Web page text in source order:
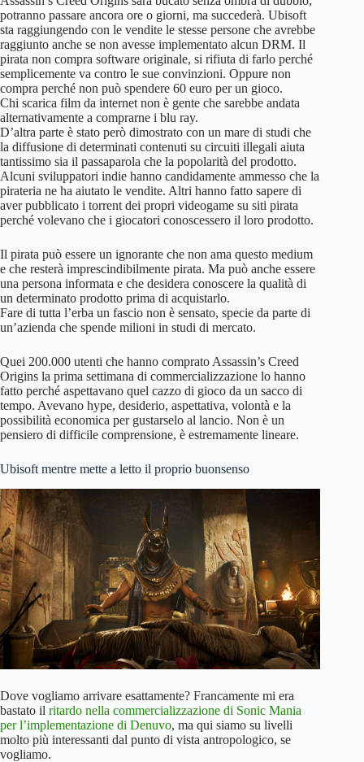
potranno passare ancora ore o giorni, ma succederà. Ubisoft
sta raggiungendo con le vendite le stesse persone che avrebbe
raggiunto anche se non avesse implementato alcun DRM. Il
pirata non compra software originale, si rifiuta di farlo perché
semplicemente va contro le sue convinzioni. Oppure non
compra perché non può spendere 60 euro per un gioco.
Chi scarica film da internet non è gente che sarebbe andata
alternativamente a comprarne i blu ray.
D’altra parte è stato però dimostrato con un mare di studi che
la diffusione di determinati contenuti su circuiti illegali aiuta
tantissimo sia il passaparola che la popolarità del prodotto.
Alcuni sviluppatori indie hanno candidamente ammesso che la
pirateria ne ha aiutato le vendite. Altri hanno fatto sapere di
aver pubblicato i torrent dei propri videogame su siti pirata
perché volevano che i giocatori conoscessero il loro prodotto.
Il pirata può essere un ignorante che non ama questo medium
e che resterà imprescindibilmente pirata. Ma può anche essere
una persona informata e che desidera conoscere la qualità di
un determinato prodotto prima di acquistarlo.
Fare di tutta l’erba un fascio non è sensato, specie da parte di
un’azienda che spende milioni in studi di mercato.
Quei 200.000 utenti che hanno comprato Assassin’s Creed
Origins la prima settimana di commercializzazione lo hanno
fatto perché aspettavano quel cazzo di gioco da un sacco di
tempo. Avevano hype, desiderio, aspettativa, volontà e la
possibilità economica per gustarselo al lancio. Non è un
pensiero di difficile comprensione, è estremamente lineare.
Ubisoft mentre mette a letto il proprio buonsenso
Dove vogliamo arrivare esattamente? Francamente mi era
bastato il ritardo nella commercializzazione di Sonic Mania
per l’implementazione di Denuvo, ma qui siamo su livelli
molto più interessanti dal punto di vista antropologico, se
vogliamo.